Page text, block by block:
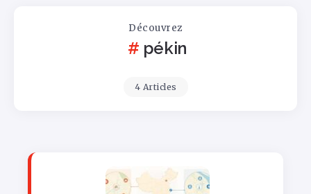
Découvrez
pékin
4 Articles